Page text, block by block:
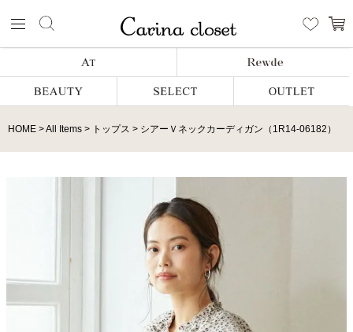
HOME All Items トップス シアーＶネックカーディガン（1R14-06182）